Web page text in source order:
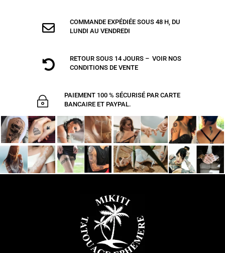

COMMANDE EXPÉDIÉE SOUS 48 H, DU
LUNDI AU VENDREDI

RETOUR SOUS 14 JOURS – VOIR NOS
CONDITIONS DE VENTE
~
PAIEMENT 100 % SÉCURISÉ PAR CARTE
BANCAIRE ET PAYPAL.